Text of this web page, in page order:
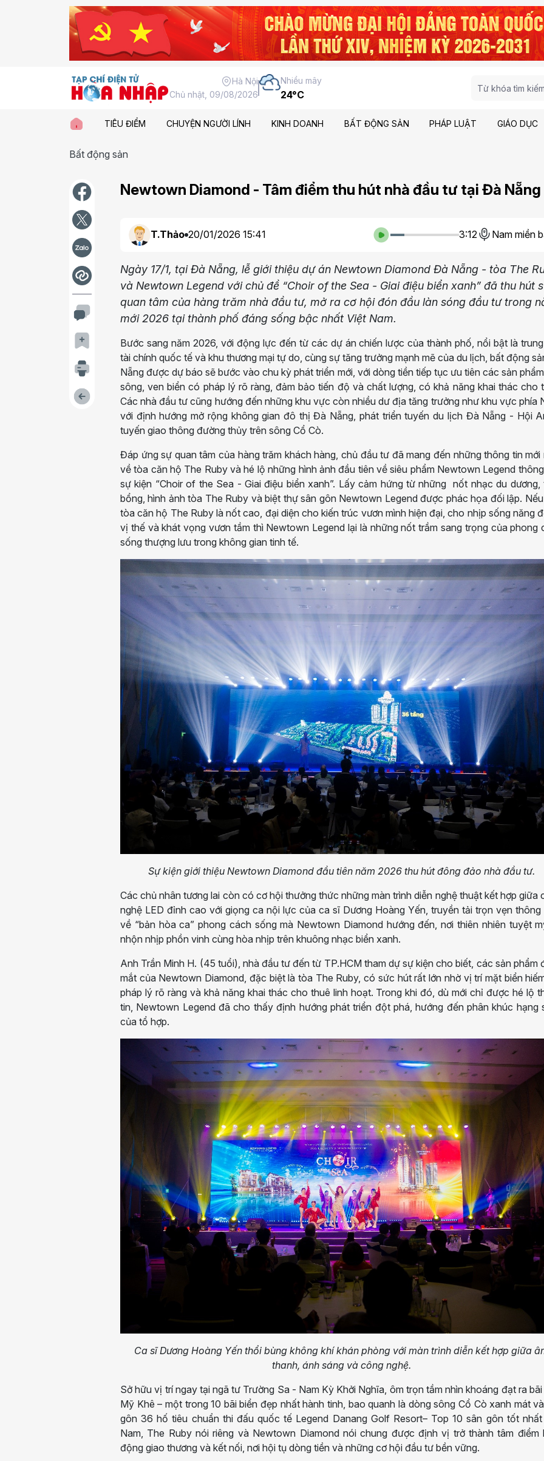
Hà Nội
Chủ nhật, 09/08/2026
Nhiều mây
24°C
TIÊU ĐIỂM CHUYỆN NGƯỜI LÍNH KINH DOANH BẤT ĐỘNG SẢN PHÁP LUẬT GIÁO DỤC
Bất động sản
Newtown Diamond - Tâm điểm thu hút nhà đầu tư tại Đà Nẵng
T.Thảo 20/01/2026 15:41 3:12 Nam miền
Ngày 17/1, tại Đà Nẵng, lễ giới thiệu dự án Newtown Diamond Đà Nẵng - tòa The
và Newtown Legend với chủ đề “Choir of the Sea - Giai điệu biển xanh” đã thu hút
quan tâm của hàng trăm nhà đầu tư, mở ra cơ hội đón đầu làn sóng đầu tư trong
mới 2026 tại thành phố đáng sống bậc nhất Việt Nam.
Bước sang năm 2026, với động lực đến từ các dự án chiến lược của thành phố, nổi bật là
tài chính quốc tế và khu thương mại tự do, cùng sự tăng trưởng mạnh mẽ của du lịch, bất động
Nẵng được dự báo sẽ bước vào chu kỳ phát triển mới, với dòng tiền tiếp tục ưu tiên các sản
sông, ven biển có pháp lý rõ ràng, đảm bảo tiến độ và chất lượng, có khả năng khai thác cho
Các nhà đầu tư cũng hướng đến những khu vực còn nhiều dư địa tăng trưởng như khu vực phía
với định hướng mở rộng không gian đô thị Đà Nẵng, phát triển tuyến du lịch Đà Nẵng - Hội
tuyến giao thông đường thủy trên sông Cổ Cò.
Đáp ứng sự quan tâm của hàng trăm khách hàng, chủ đầu tư đã mang đến những thông tin mới
về tòa căn hộ The Ruby và hé lộ những hình ảnh đầu tiên về siêu phẩm Newtown Legend
sự kiện “Choir of the Sea - Giai điệu biển xanh”. Lấy cảm hứng từ những nốt nhạc du dương,
bổng, hình ảnh tòa The Ruby và biệt thự sân gôn Newtown Legend được phác họa đối lập.
tòa căn hộ The Ruby là nốt cao, đại diện cho kiến trúc vươn mình hiện đại, cho nhịp sống năng
vị thế và khát vọng vươn tầm thì Newtown Legend lại là những nốt trầm sang trọng của phong
sống thượng lưu trong không gian tinh tế.
Sự kiện giới thiệu Newtown Diamond đầu tiên năm 2026 thu hút đông đảo nhà đầu tư.
Các chủ nhân tương lai còn có cơ hội thưởng thức những màn trình diễn nghệ thuật kết hợp giữa
nghệ LED đỉnh cao với giọng ca nội lực của ca sĩ Dương Hoàng Yến, truyền tải trọn vẹn thông
về “bản hòa ca” phong cách sống mà Newtown Diamond hướng đến, nơi thiên nhiên tuyệt
nhộn nhịp phồn vinh cùng hòa nhịp trên khuông nhạc biển xanh.
Anh Trần Minh H. (45 tuổi), nhà đầu tư đến từ TP.HCM tham dự sự kiện cho biết, các sản phẩm
mắt của Newtown Diamond, đặc biệt là tòa The Ruby, có sức hút rất lớn nhờ vị trí mặt biển
pháp lý rõ ràng và khả năng khai thác cho thuê linh hoạt. Trong khi đó, dù mới chỉ được hé lộ
tin, Newtown Legend đã cho thấy định hướng phát triển đột phá, hướng đến phân khúc hạng
của tổ hợp.
Ca sĩ Dương Hoàng Yến thổi bùng không khí khán phòng với màn trình diễn kết hợp giữa
thanh, ánh sáng và công nghệ.
Sở hữu vị trí ngay tại ngã tư Trường Sa - Nam Kỳ Khởi Nghĩa, ôm trọn tầm nhìn khoáng đạt ra bãi
Mỹ Khê – một trong 10 bãi biển đẹp nhất hành tinh, bao quanh là dòng sông Cổ Cò xanh mát
gôn 36 hố tiêu chuẩn thi đấu quốc tế Legend Danang Golf Resort– Top 10 sân gôn tốt
Nam, The Ruby nói riêng và Newtown Diamond nói chung được định vị trở thành tâm điểm
động giao thương và kết nối, nơi hội tụ dòng tiền và những cơ hội đầu tư bền vững.